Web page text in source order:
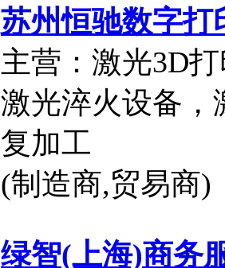
苏州恒驰数字打
主营：激光3D
激光淬火设备，
复加工
(制造商,贸易商
绿智(上海)商务